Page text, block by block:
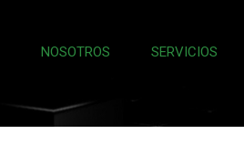
NOSOTROS SERVICIOS